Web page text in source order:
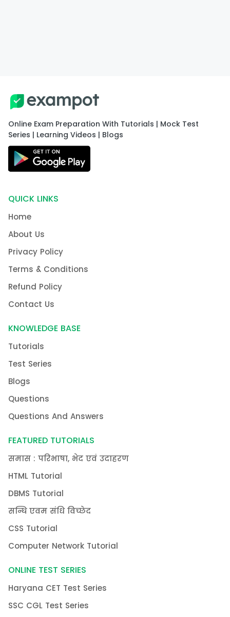
Online Exam Preparation With Tutorials | Mock Test
Series | Learning Videos | Blogs
QUICK LINKS
Home
About Us
Privacy Policy
Terms & Conditions
Refund Policy
Contact Us
KNOWLEDGE BASE
Tutorials
Test Series
Blogs
Questions
Questions And Answers
FEATURED TUTORIALS
समास : परिभाषा, भेद एवं उदाहरण
HTML Tutorial
DBMS Tutorial
सन्धि एवम संधि विच्छेद
CSS Tutorial
Computer Network Tutorial
ONLINE TEST SERIES
Haryana CET Test Series
SSC CGL Test Series